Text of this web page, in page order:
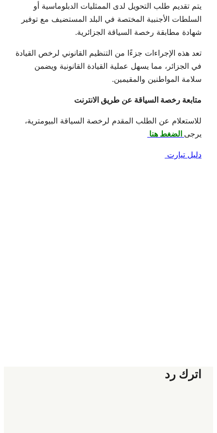
يتم تقديم طلب التحويل لدى الممثليات الدبلوماسية أو
السلطات الأجنبية المختصة في البلد المستضيف مع توفير
شهادة مطابقة رخصة السياقة الجزائرية.
تعد هذه الإجراءات جزءًا من التنظيم القانوني لرخص القيادة
في الجزائر، مما يسهل عملية القيادة القانونية ويضمن
سلامة المواطنين والمقيمين.
متابعة رخصة السياقة عن طريق الانترنت
للاستعلام عن الطلب المقدم لرخصة السياقة البيومترية،
يرجى الضغط هنا
دليل تيارت
اترك رد